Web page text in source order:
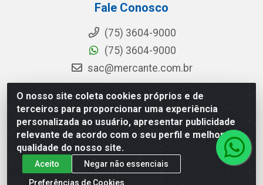
O nosso site coleta cookies próprios e de
terceiros para proporcionar uma experiência
personalizada ao usuário, apresentar publicidade
relevante de acordo com o seu perfil e melhorar a
qualidade do nosso site.
Aceito
Negar não essenciais
Preferências de Cookies
Fale Conosco
(75) 3604-9000
(75) 3604-9000
sac@mercante.com.br
Mercante Distribuidora - Rua Mercante, 699 - Aviário, Feira de
Santana/BA - CEP 44.096-218 - CNPJ 96.755.848/0001-08